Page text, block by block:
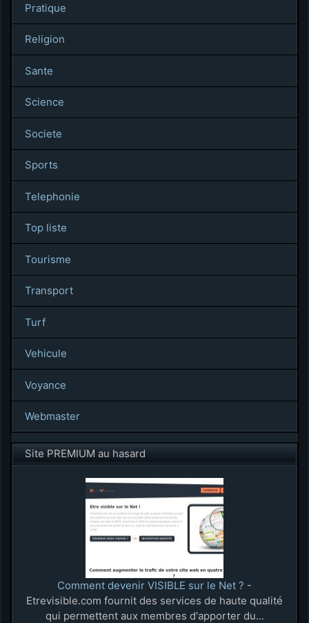
Pratique
Religion
Sante
Science
Societe
Sports
Telephonie
Top liste
Tourisme
Transport
Turf
Vehicule
Voyance
Webmaster
Site PREMIUM au hasard
Comment devenir VISIBLE sur le Net ? -
Etrevisible.com fournit des services de haute qualité
qui permettent aux membres d'apporter du...